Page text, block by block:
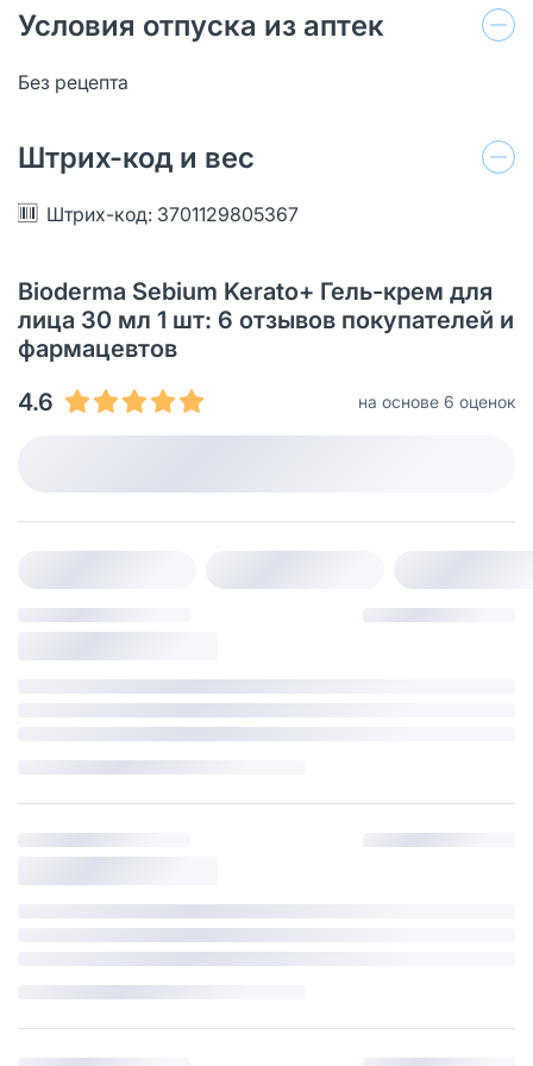
Условия отпуска из аптек
Без рецепта
Штрих-код и вес
Штрих-код: 3701129805367
Bioderma Sebium Kerato+ Гель-крем для
лица 30 мл 1 шт: 6 отзывов покупателей и
фармацевтов
4.6
на основе 6 оценок